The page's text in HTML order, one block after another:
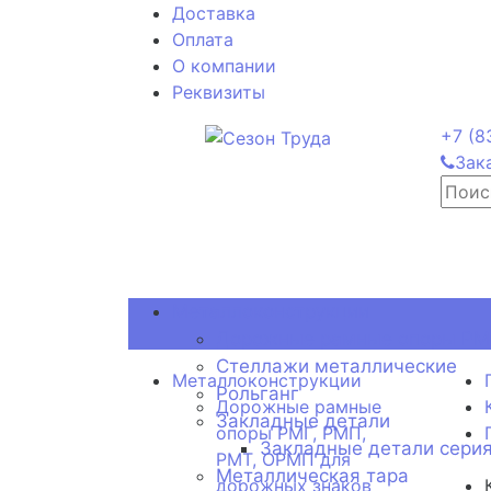
Доставка
Оплата
О компании
Реквизиты
+7
Стеллажи металлические
Рольганг
Закладные детали
Закладные детали
Металлическая тара
Металлоконструкции
Дорожные рамные
опоры РМГ, РМП,
РМТ, ОРМП для
дорожных знаков